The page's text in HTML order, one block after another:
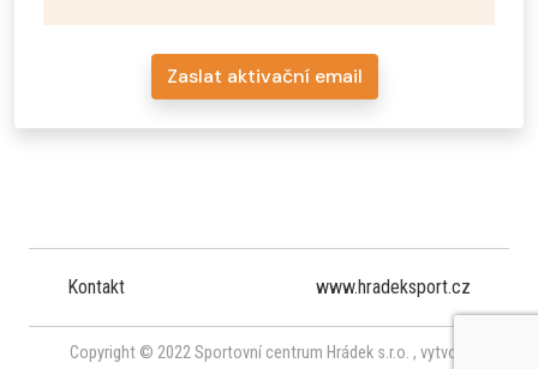
Zaslat aktivační email
Kontakt www.hradeksport.cz
Copyright © 2022 Sportovní centrum Hrádek s.r.o. , vytvořil